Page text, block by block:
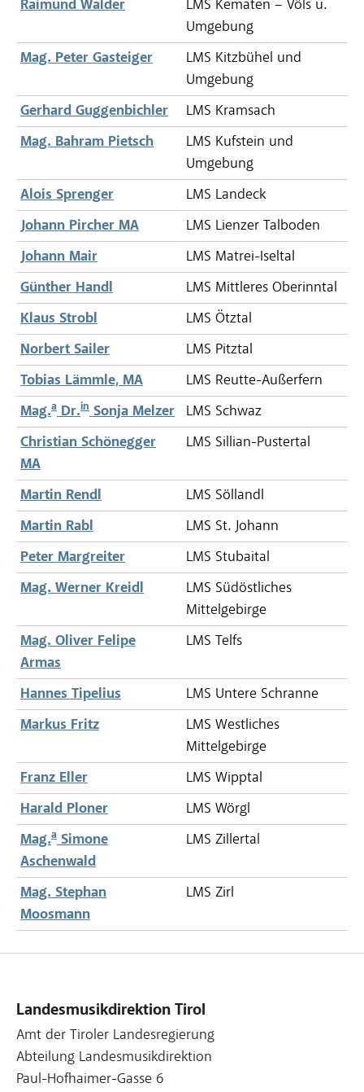
Raimund Walder
LMS Kematen – Völs u.
Umgebung
Mag. Peter Gasteiger
LMS Kitzbühel und
Umgebung
Gerhard Guggenbichler
LMS Kramsach
Mag. Bahram Pietsch
LMS Kufstein und
Umgebung
Alois Sprenger
LMS Landeck
Johann Pircher MA
LMS Lienzer Talboden
Johann Mair
LMS Matrei-Iseltal
Günther Handl
LMS Mittleres Oberinntal
Klaus Strobl
LMS Ötztal
Norbert Sailer
LMS Pitztal
Tobias Lämmle, MA
LMS Reutte-Außerfern
Mag.a Dr.in Sonja Melzer
LMS Schwaz
Christian Schönegger
MA
LMS Sillian-Pustertal
Martin Rendl
LMS Söllandl
Martin Rabl
LMS St. Johann
Peter Margreiter
LMS Stubaital
Mag. Werner Kreidl
LMS Südöstliches
Mittelgebirge
Mag. Oliver Felipe
Armas
LMS Telfs
Hannes Tipelius
LMS Untere Schranne
Markus Fritz
LMS Westliches
Mittelgebirge
Franz Eller
LMS Wipptal
Harald Ploner
LMS Wörgl
Mag.a Simone
Aschenwald
LMS Zillertal
Mag. Stephan
Moosmann
LMS Zirl
Landesmusikdirektion Tirol
Amt der Tiroler Landesregierung
Abteilung Landesmusikdirektion
Paul-Hofhaimer-Gasse 6